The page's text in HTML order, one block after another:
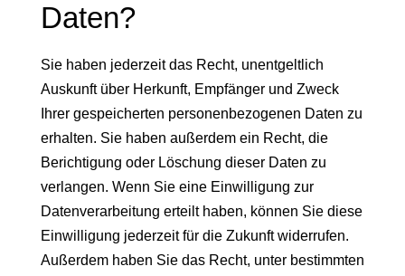
Daten?
Sie haben jederzeit das Recht, unentgeltlich
Auskunft über Herkunft, Empfänger und Zweck
Ihrer gespeicherten personenbezogenen Daten zu
erhalten. Sie haben außerdem ein Recht, die
Berichtigung oder Löschung dieser Daten zu
verlangen. Wenn Sie eine Einwilligung zur
Datenverarbeitung erteilt haben, können Sie diese
Einwilligung jederzeit für die Zukunft widerrufen.
Außerdem haben Sie das Recht, unter bestimmten